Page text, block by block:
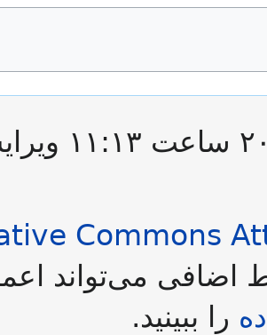
این صفحه آخرین‌بار
Commons
می‌تواند
را ببینید.